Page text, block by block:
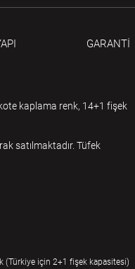
GARANTİ
kaplama renk, 14+1 fişek
satılmaktadır. Tüfek
(Türkiye için 2+1 fişek kapasitesi)